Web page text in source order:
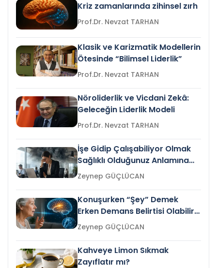
Kriz zamanlarında zihinsel zırh
Prof.Dr. Nevzat TARHAN
Klasik ve Karizmatik Modellerin
Ötesinde “Bilimsel Liderlik”
Prof.Dr. Nevzat TARHAN
Nöroliderlik ve Vicdani Zekâ:
Geleceğin Liderlik Modeli
Prof.Dr. Nevzat TARHAN
İşe Gidip Çalışabiliyor Olmak
Sağlıklı Olduğunuz Anlamına
Gelir mi?Zeynep GÜÇLÜCAN
Konuşurken “Şey” Demek
Erken Demans Belirtisi Olabilir
mi?
Zeynep GÜÇLÜCAN
Kahveye Limon Sıkmak
Zayıflatır mı?